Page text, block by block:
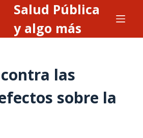
Salud Pública
y algo más
las
sobre la